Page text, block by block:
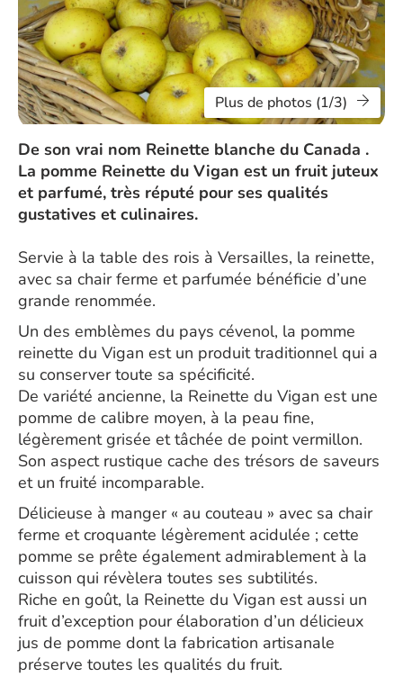
Plus de photos (1/3)
De son vrai nom Reinette blanche du Canada .
La pomme Reinette du Vigan est un fruit juteux
et parfumé, très réputé pour ses qualités
gustatives et culinaires.
Servie à la table des rois à Versailles, la reinette,
avec sa chair ferme et parfumée bénéficie d’une
grande renommée.
Un des emblèmes du pays cévenol, la pomme
reinette du Vigan est un produit traditionnel qui a
su conserver toute sa spécificité.
De variété ancienne, la Reinette du Vigan est une
pomme de calibre moyen, à la peau fine,
légèrement grisée et tâchée de point vermillon.
Son aspect rustique cache des trésors de saveurs
et un fruité incomparable.
Délicieuse à manger « au couteau » avec sa chair
ferme et croquante légèrement acidulée ; cette
pomme se prête également admirablement à la
cuisson qui révèlera toutes ses subtilités.
Riche en goût, la Reinette du Vigan est aussi un
fruit d’exception pour élaboration d’un délicieux
jus de pomme dont la fabrication artisanale
préserve toutes les qualités du fruit.